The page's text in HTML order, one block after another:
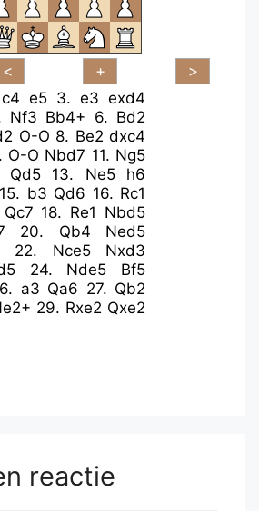
c4 e5 3. e3 exd4
Nf3 Bb4+ 6. Bd2
O-O 8. Be2 dxc4
O-O Nbd7 11. Ng5
Qd5 13. Ne5
h6
15. b3 Qd6 16. Rc1
Qc7 18. Re1 Nbd5
20. Qb4
Ned5
22. Nce5
Nxd3
24. Nde5
Bf5
a3 Qa6 27. Qb2
29. Rxe2 Qxe2
reactie